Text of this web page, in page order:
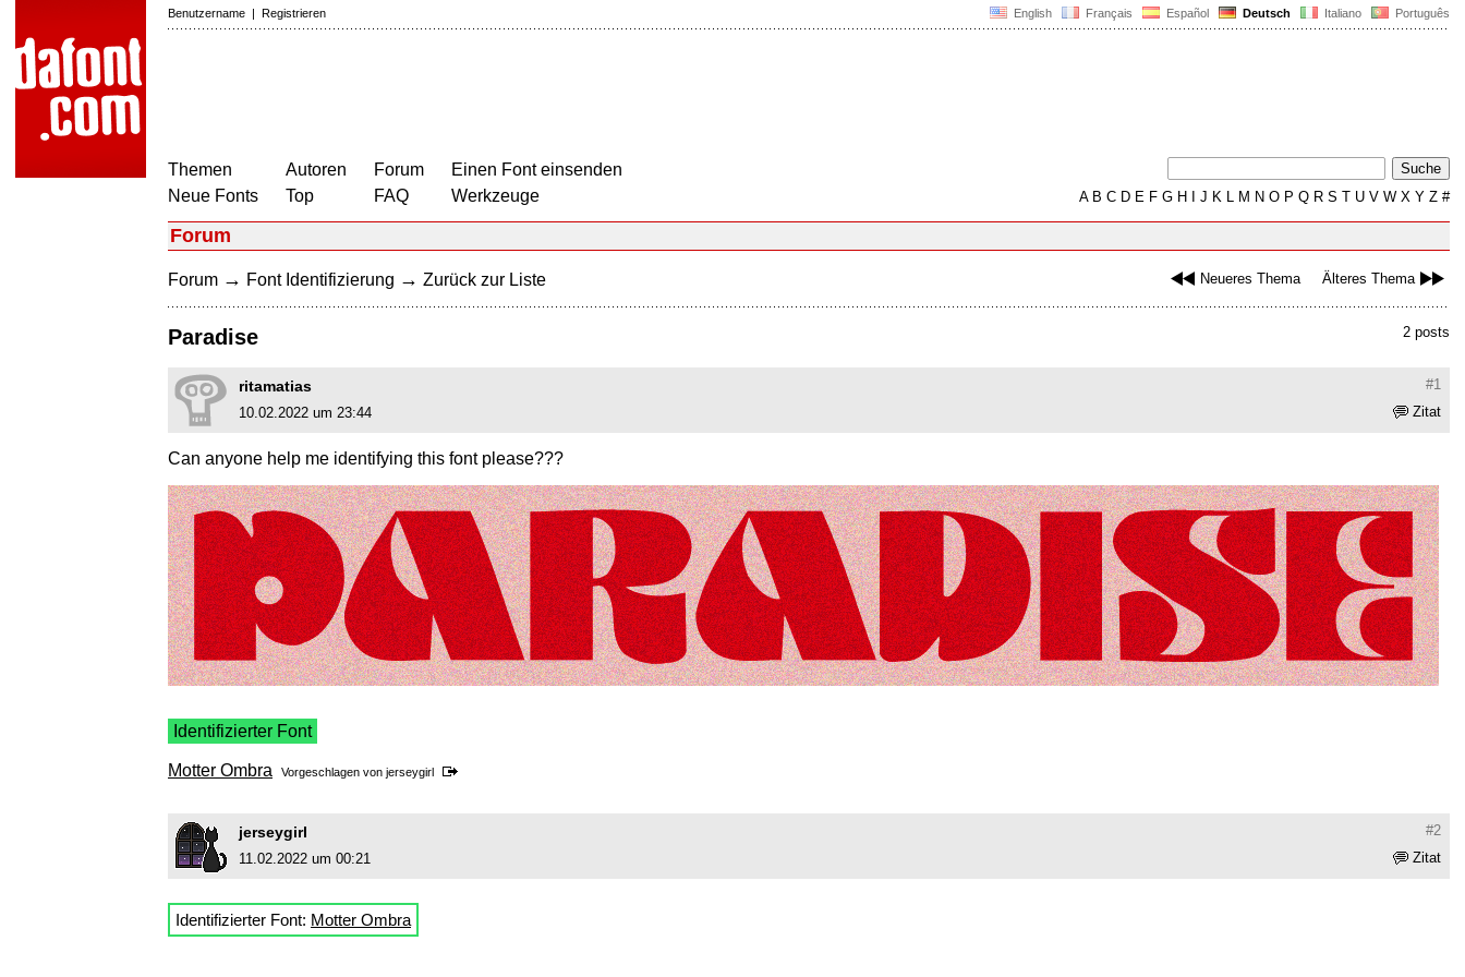
English Français Español Deutsch Italiano Português
Benutzername | Registrieren
Themen
Neue Fonts
Autoren
Top
Forum
FAQ
Einen Font einsenden
Werkzeuge
AB C D E F G H J K L M N O P Q R S T U V W X Y Z #
Forum
Neueres Thema Älteres Thema
Forum → Font Identifizierung → Zurück zur Liste
2 posts
Paradise
#1
ritamatias
Zitat
10.02.2022 um 23:44
Can anyone help me identifying this font please???
Identifizierter Font
Motter Ombra Vorgeschlagen von jerseygirl
#2
jerseygirl
Zitat
11.02.2022 um 00:21
Identifizierter Font: Motter Ombra